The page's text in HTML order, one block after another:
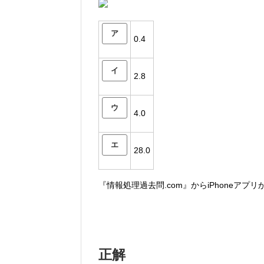
ア
0.4
イ
2.8
ウ
4.0
エ
28.0
『情報処理過去問.com』からiPhoneアプリ
正解